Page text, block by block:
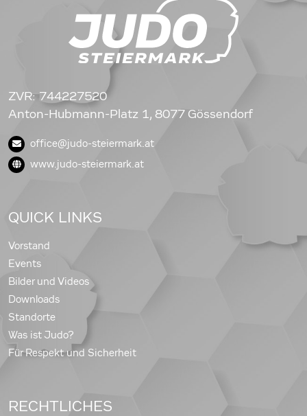
ZVR: 744227520
Anton-Hubmann-Platz 1, 8077 Gössendorf
office@judo-steiermark.at
www.judo-steiermark.at
QUICK LINKS
Vorstand
Events
Bilder und Videos
Downloads
Standorte
Was ist Judo?
Für Respekt und Sicherheit
RECHTLICHES